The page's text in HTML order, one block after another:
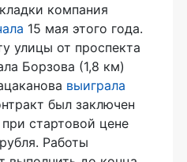
компания
15 мая этого года.
улицы от проспекта
Борзова (1,8 км)
выиграла
был заключен
стартовой цене
Работы